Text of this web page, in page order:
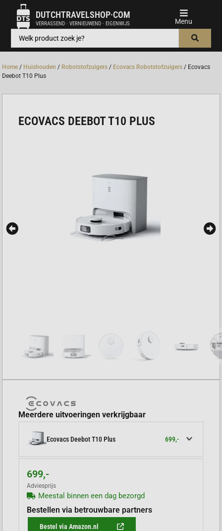
DUTCHTRAVELSHOP·COM
VERRASSEND · VERNIEUWEND · EIGENWIJS
Home / Huishouden / Robotstofzuigers / Ecovacs Robotstofzuigers / Ecovacs
Deebot T10 Plus
ECOVACS DEEBOT T10 PLUS
Meerdere uitvoeringen verkrijgbaar
Ecovacs Deebot T10 Plus 699,-
699,-
Adviesprijs
Meestal binnen een dag bezorgd
Bestellen via betrouwbare partners
Bestel via Amazon.nl